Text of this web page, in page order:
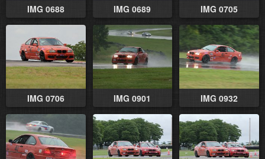
IMG 0688 IMG 0689 IMG 0705
IMG 0706 IMG 0901 IMG 0932